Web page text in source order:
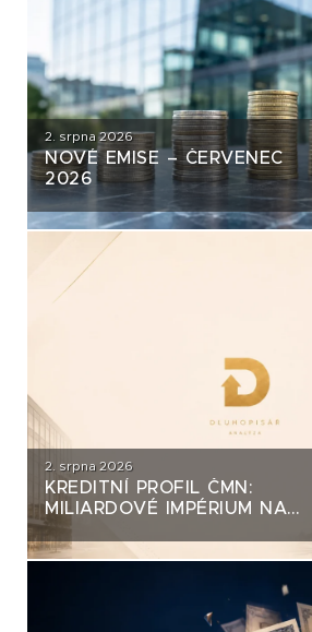
2. srpna 2026
NOVÉ EMISE – ČERVENEC
2026
2. srpna 2026
KREDITNÍ PROFIL ČMN:
MILIARDOVÉ IMPÉRIUM NA